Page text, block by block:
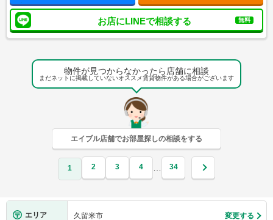
お店にLINEで相談する 無料
物件が見つからなかったら店舗に相談
まだネットに掲載していないオススメ賃貸物件がある場合がございます
エイブル店舗でお部屋探しの相談をする
1 2 3 4 … 34
エリア 久留米市 変更する